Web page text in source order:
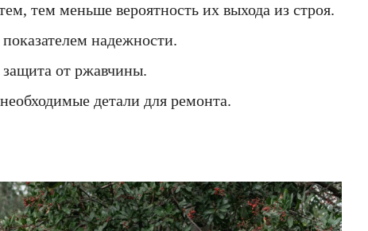
тем меньше вероятность их выхода из строя.
надежности.
защита от ржавчины.
детали для ремонта.